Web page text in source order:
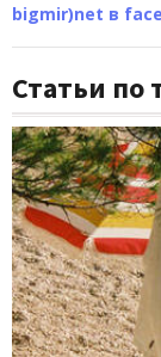
bigmir)net в
Статьи по